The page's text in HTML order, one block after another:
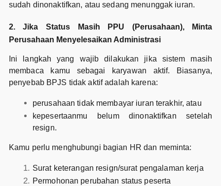
sudah dinonaktifkan, atau sedang menunggak iuran.
2. Jika Status Masih PPU (Perusahaan), Minta
Perusahaan Menyelesaikan Administrasi
Ini langkah yang wajib dilakukan jika sistem masih
membaca kamu sebagai karyawan aktif. Biasanya,
penyebab BPJS tidak aktif adalah karena:
perusahaan tidak membayar iuran terakhir, atau
kepesertaanmu belum dinonaktifkan setelah
resign.
Kamu perlu menghubungi bagian HR dan meminta:
Surat keterangan resign/surat pengalaman kerja
Permohonan perubahan status peserta